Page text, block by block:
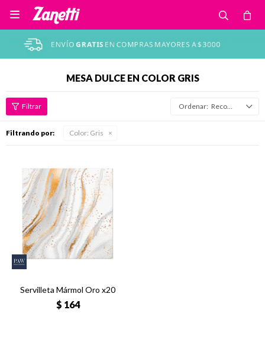

MESA DULCE EN COLOR GRIS
Recomendados
Filtrando por: Color: Gris
Servilleta Mármol Oro x20
$ 164